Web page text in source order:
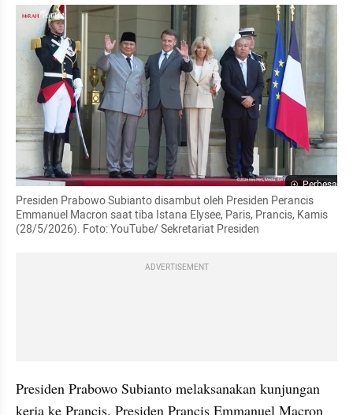
Perbesar
Presiden Prabowo Subianto disambut oleh Presiden Perancis
Emmanuel Macron saat tiba Istana Elysee, Paris, Prancis, Kamis
(28/5/2026). Foto: YouTube/ Sekretariat Presiden
ADVERTISEMENT
Presiden Prabowo Subianto melaksanakan kunjungan
kerja ke Prancis. Presiden Prancis Emmanuel Macron